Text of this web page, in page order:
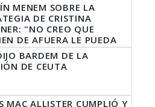
MENEM SOBRE LA
DE CRISTINA
"NO CREO QUE
DE AFUERA LE PUEDA
A LA JUSTICIA LO QUE
QUE HACER"
BARDEM DE LA
DE CEUTA
MAC ALLISTER CUMPLIÓ Y